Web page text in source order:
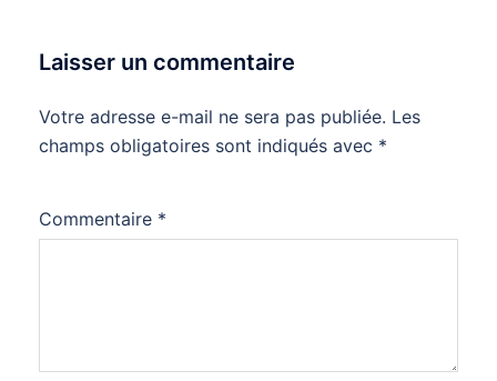
Laisser un commentaire
Votre adresse e-mail ne sera pas publiée. Les
champs obligatoires sont indiqués avec *
Commentaire *
Alternative: